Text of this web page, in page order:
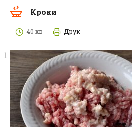
Кроки
40 хв Друк